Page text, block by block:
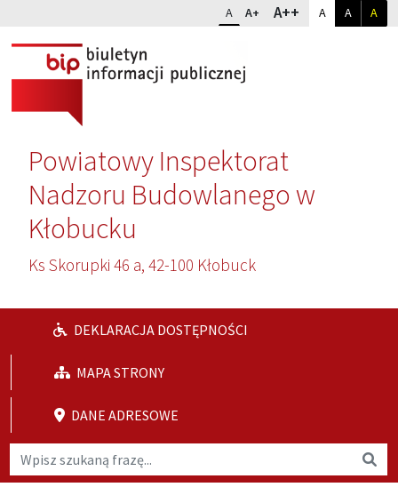
Zmień rozmiar czcionki
A rozmiar standardowy
A+ rozmiar powiększony
A++rozmiar
Dopasuj
A kontrast
A A
Powiatowy Inspektorat
Nadzoru Budowlanego w
Kłobucku
Ks Skorupki 46 a, 42-100 Kłobuck
DEKLARACJA DOSTĘPNOŚCI
MAPA STRONY
DANE ADRESOWE
Wyszukaj na stronie